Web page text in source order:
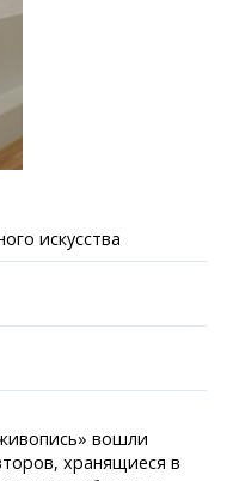
искусства
вошли
хранящиеся в